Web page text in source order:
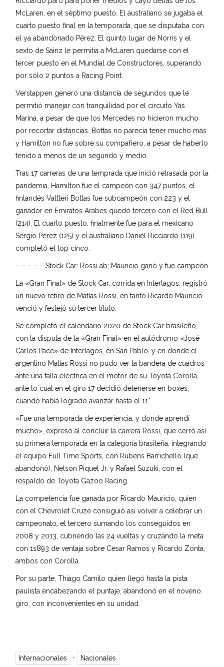
McLaren, en el séptimo puesto. El australiano se jugaba el
cuarto puesto final en la temporada, que se disputaba con
el ya abandonado Pérez. El quinto lugar de Norris y el
sexto de Sainz le permitía a McLaren quedarse con el
tercer puesto en el Mundial de Constructores, superando
por sólo 2 puntos a Racing Point.
Verstappen generó una distancia de segundos que le
permitió manejar con tranquilidad por el circuito Yas
Marina, a pesar de que los Mercedes no hicieron mucho
por recortar distancias. Bottas no parecía tener mucho más
y Hamilton no fue sobre su compañero, a pesar de haberlo
tenido a menos de un segundo y medio.
Tras 17 carreras de una temprada que inició retrasada por la
pandemia, Hamilton fue el campeón con 347 puntos, el
finlandés Valtteri Bottas fue subcampeón con 223 y el
ganador en Emiratos Arabes quedó tercero con el Red Bull
(214). El cuarto puesto, finalmente fue para el mexicano
Sergio Pérez (125) y el australiano Daniel Ricciardo (119)
completó el top cinco.
– – – – – Stock Car: Rossi ab; Mauricio ganó y fue campeón
La «Gran Final» de Stock Car, corrida en Interlagos, registró
un nuevo retiro de Matías Rossi, en tanto Ricardo Mauricio
venció y festejó su tercer título.
Se completó el calendario 2020 de Stock Car brasileño,
con la disputa de la «Gran Final» en el autódromo «José
Carlos Pace» de Interlagos, en San Pablo, y en donde el
argentino Matías Rossi no pudo ver la bandera de cuadros
ante una falla eléctrica en el motor de su Toyota Corolla,
ante lo cual en el giro 17 decidió detenerse en boxes,
cuando había logrado avanzar hasta el 11°.
«Fue una temporada de experiencia, y donde aprendí
mucho», expresó al concluir la carrera Rossi, que cerró así
su primera temporada en la categoría brasileña, integrando
el equipo Full Time Sports, con Rubens Barrichello (que
abandonó), Nelson Piquet Jr. y Rafael Suzuki, con el
respaldo de Toyota Gazoo Racing.
La competencia fue ganada por Ricardo Mauricio, quien
con el Chevrolet Cruze consiguió así volver a celebrar un
campeonato, el tercero sumando los conseguidos en
2008 y 2013, cubriendo las 24 vueltas y cruzando la meta
con 1s893 de ventaja sobre Cesar Ramos y Ricardo Zonta,
ambos con Corolla.
Por su parte, Thiago Camilo quien llegó hasta la pista
paulista encabezando el puntaje, abandonó en el noveno
giro, con inconvenientes en su unidad.
Internacionales • Nacionales